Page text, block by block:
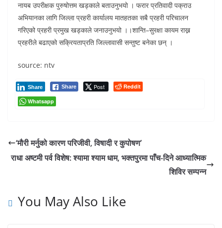
नायब उपरीक्षक पुरुषोत्तम खड्काले बताउनुभयो । फरार प्रतिवादी पक्राउ
अभियानका लागि जिल्ला प्रहरी कार्यालय मातहतका सबै प्रहरी परिचालन
गरिएको प्रहरी प्रमुख खड्काले जनाउनुभयो ।।शान्ति–सुरक्षा कायम राख्न
प्रहरीले बढाएको सक्रियताप्रति जिल्लावासी सन्तुष्ट बनेका छन् ।
source: ntv
Share Post
Share
Reddit
Whatsapp
‘मौरी मर्नुको कारण परिजीवी, विषादी र कुपोषण’
राधा अष्टमी पर्व विशेष: श्यामा श्याम धाम, भक्तपुरमा पाँच-दिने आध्यात्मिक
शिविर सम्पन्न
You May Also Like